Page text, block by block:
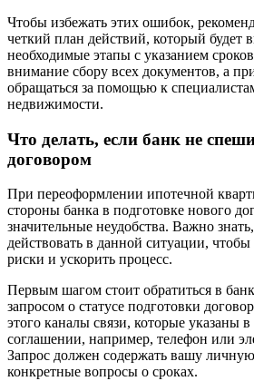
Чтобы избежать этих ошибок,
четкий план действий, который будет
необходимые этапы с указанием
внимание сбору всех документов, а
обращаться за помощью к
недвижимости.
Что делать, если банк не
договором
При переоформлении ипотечной
стороны банка в подготовке нового
значительные неудобства. Важно
действовать в данной ситуации,
риски и ускорить процесс.
Первым шагом стоит обратиться в
запросом о статусе подготовки
этого каналы связи, которые указаны
соглашении, например, телефон или
Запрос должен содержать вашу
конкретные вопросы о сроках.